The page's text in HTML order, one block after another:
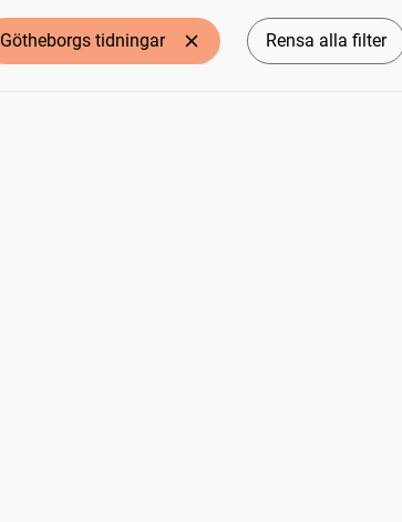
Götheborgs tidningar Rensa alla filter